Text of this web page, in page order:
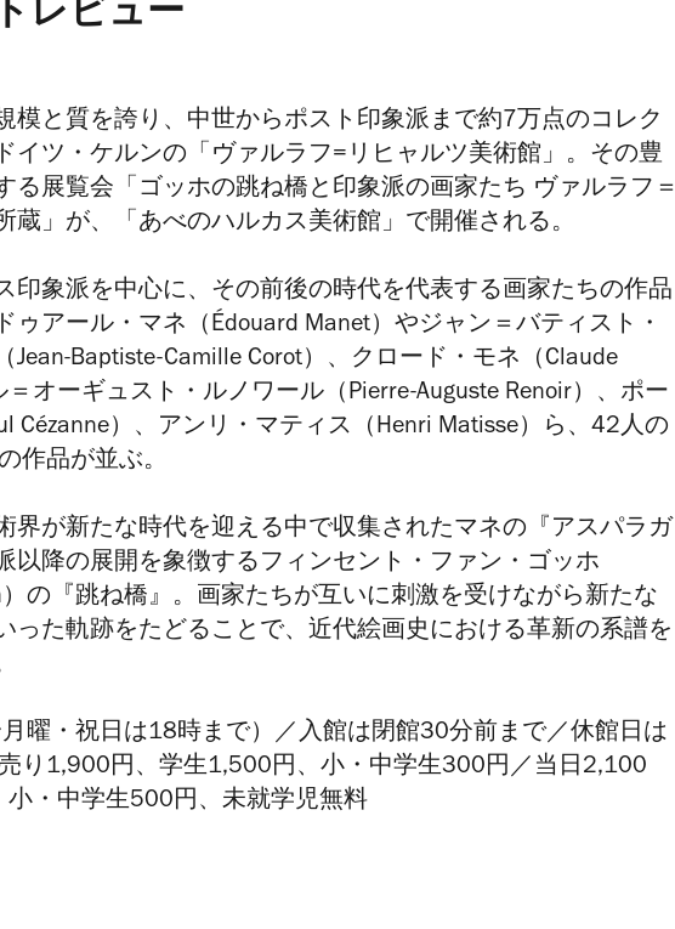
レビュー
模と質を誇り、中世からポスト印象派まで約 7 万点のコレク
イツ・ケルンの「ヴァルラフ = リヒャルツ美術館」。その豊
る展覧会「ゴッホの跳ね橋と印象派の画家たち ヴァルラフ＝
蔵」が、「あべのハルカス美術館」で開催される。
印象派を中心に、その前後の時代を代表する画家たちの作品
ゥアール・マネ（Édouard Manet）やジャン＝バティスト・
（Jean-Baptiste-Camille Corot）、クロード・モネ（Claude
オーギュスト・ルノワール（Pierre-Auguste Renoir）、ポー
Cézanne）、アンリ・マティス（Henri Matisse）ら、42人の
作品が並ぶ。
界が新たな時代を迎える中で収集されたマネの『アスパラガ
以降の展開を象徴する フィンセント・ファン・ゴッホ
の『跳ね橋』。画家たちが互いに刺激を受けながら新たな
った軌跡をたどることで、近代絵画史における革新の系譜を
曜・祝日は18時まで）／入館は閉館30分前まで／休館日は
り1,900円、学生1,500円、小・中学生300円／ 当日2,100
小・中学生500円、未就学児無料